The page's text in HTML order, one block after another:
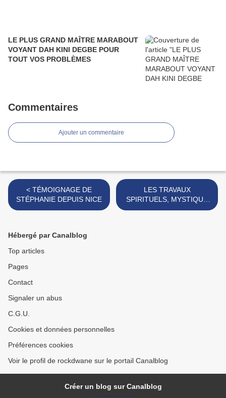
LE PLUS GRAND MAÎTRE MARABOUT
VOYANT DAH KINI DEGBE POUR
TOUT VOS PROBLÈMES
Commentaires
Ajouter un commentaire
< TÉMOIGNAGE DE
STÉPHANIE DEPUIS NICE
LES TRAVAUX
SPIRITUELS, MYSTIQUE
ET MAGIQUE DU PLUS
Hébergé par Canalblog
Top articles
Pages
Contact
Signaler un abus
C.G.U.
Cookies et données personnelles
Préférences cookies
Voir le profil de rockdwane sur le portail Canalblog
Créer un blog sur Canalblog